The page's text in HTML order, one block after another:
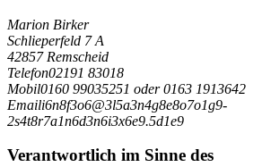
Marion Birker
Schlieperfeld 7 A
42857 Remscheid
Telefon02191 83018
Mobil0160 99035251 oder 0163 1913642
Emaili6n8f3o6@3l5a3n4g8e8o7o1g9-
2s4t8r7a1n6d3n6i3x6e9.5d1e9
Verantwortlich im Sinne des